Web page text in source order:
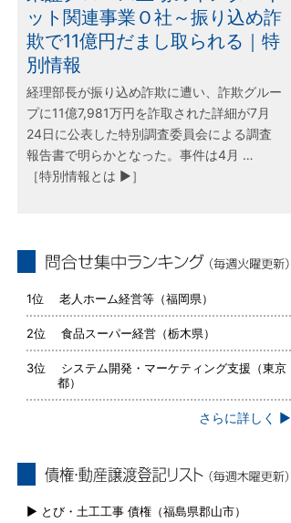
ット関連事業Ｏ社～振り込め詐
欺で11億円だまし取られる｜特
別情報
経理部長が振り込め詐欺に遭い、詐欺グルー
プに11億7,981万円を詐取された詳細が7月
24日に公表した特別調査委員会による調査
報告書で明らかとなった。事件は4月 …
［特別情報とは ▶］
1位 老人ホーム経営等（福岡県）
2位 食品スーパー経営（栃木県）
3位 システム開発・マーケティング支援（東京
都）
さらに詳しく ▶
新）
▶ とび・土工工事 債権（福島県郡山市）